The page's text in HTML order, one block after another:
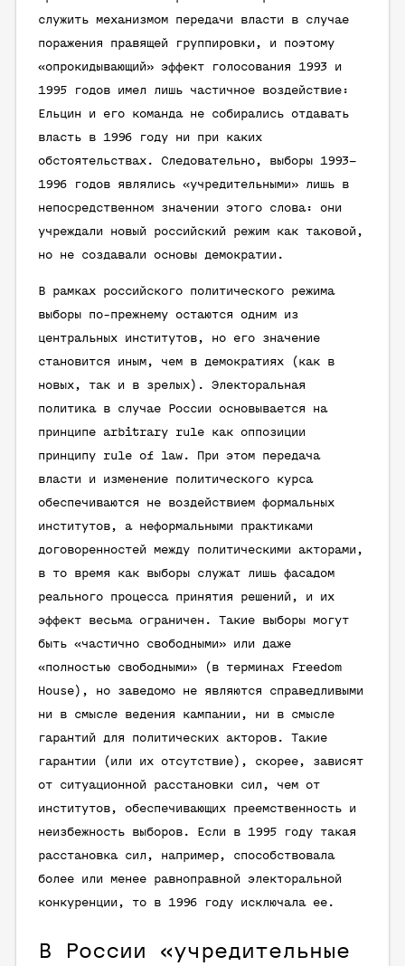
служить механизмом передачи власти в случае
поражения правящей группировки, и поэтому
«опрокидывающий» эффект голосования 1993 и
1995 годов имел лишь частичное воздействие:
Ельцин и его команда не собирались отдавать
власть в 1996 году ни при каких
обстоятельствах. Следовательно, выборы 1993–
1996 годов являлись «учредительными» лишь в
непосредственном значении этого слова: они
учреждали новый российский режим как таковой,
но не создавали основы демократии.
В рамках российского политического режима
выборы по-прежнему остаются одним из
центральных институтов, но его значение
становится иным, чем в демократиях (как в
новых, так и в зрелых). Электоральная
политика в случае России основывается на
принципе arbitrary rule как оппозиции
принципу rule of law. При этом передача
власти и изменение политического курса
обеспечиваются не воздействием формальных
институтов, а неформальными практиками
договоренностей между политическими акторами,
в то время как выборы служат лишь фасадом
реального процесса принятия решений, и их
эффект весьма ограничен. Такие выборы могут
быть «частично свободными» или даже
«полностью свободными» (в терминах Freedom
House), но заведомо не являются справедливыми
ни в смысле ведения кампании, ни в смысле
гарантий для политических акторов. Такие
гарантии (или их отсутствие), скорее, зависят
от ситуационной расстановки сил, чем от
институтов, обеспечивающих преемственность и
неизбежность выборов. Если в 1995 году такая
расстановка сил, например, способствовала
более или менее равноправной электоральной
конкуренции, то в 1996 году исключала ее.
В России «учредительные